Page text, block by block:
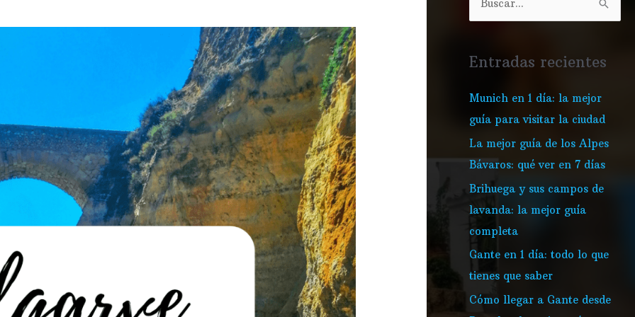
o
r
m
c
a
:
Entradas recientes
Munich en 1 día: la mejor
guía para visitar la ciudad
La mejor guía de los Alpes
Bávaros: qué ver en 7 días
Brihuega y sus campos de
lavanda: la mejor guía
completa
Gante en 1 día: todo lo que
tienes que saber
Cómo llegar a Gante desde